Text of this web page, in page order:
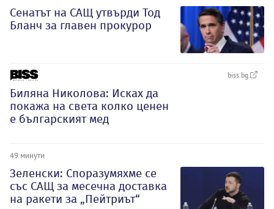
Сенатът на САЩ утвърди Тод
Бланч за главен прокурор
biss.bg
Биляна Николова: Исках да
покажа на света колко ценен
е българският мед
49 минути
Зеленски: Споразумяхме се
със САЩ за месечна доставка
на ракети за „Пейтриът“